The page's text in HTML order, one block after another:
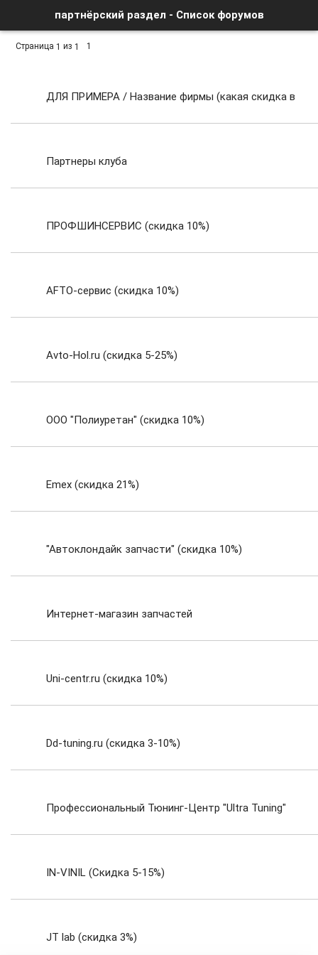
партнёрский раздел - Список форумов
Страница 1 из 1 1
ДЛЯ ПРИМЕРА / Название фирмы (какая скидка в
Партнеры клуба
ПРОФШИНСЕРВИС (скидка 10%)
AFTO-сервис (скидка 10%)
Avto-Hol.ru (скидка 5-25%)
ООО "Полиуретан" (скидка 10%)
Emex (скидка 21%)
"Автоклондайк запчасти" (скидка 10%)
Интернет-магазин запчастей
Uni-centr.ru (скидка 10%)
Dd-tuning.ru (скидка 3-10%)
Профессиональный Тюнинг-Центр "Ultra Tuning"
IN-VINIL (Скидка 5-15%)
JT lab (скидка 3%)